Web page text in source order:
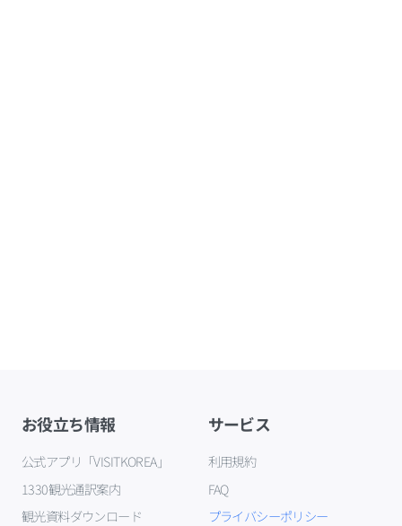
お役立ち情報
公式アプリ「VISITKOREA」
1330観光通訳案内
観光資料ダウンロード
サービス
利用規約
FAQ
プライバシーポリシー